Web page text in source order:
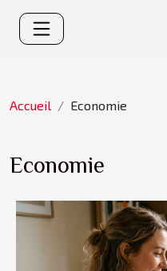
Accueil Economie
Economie